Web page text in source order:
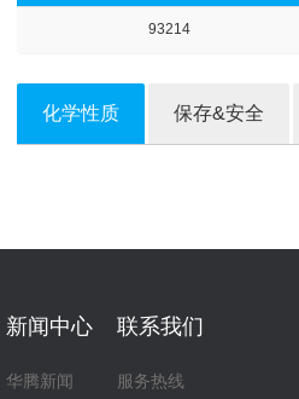
93214
化学性质 保存&安全
新闻中心
华腾新闻
联系我们
服务热线